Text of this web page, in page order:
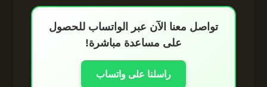
تواصل معنا الآن عبر الواتساب للحصول
على مساعدة مباشرة!
راسلنا على واتساب